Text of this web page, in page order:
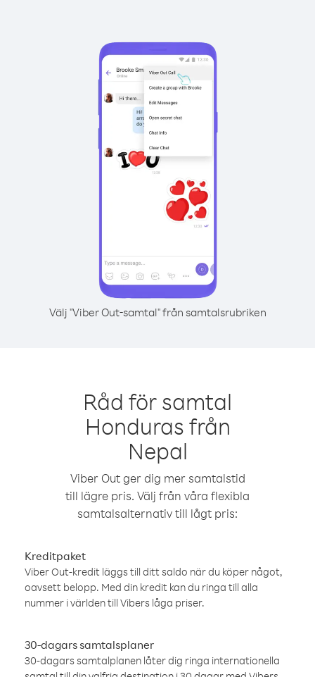
Välj "Viber Out-samtal" från samtalsrubriken
Råd för samtal
Honduras från
Nepal
Viber Out ger dig mer samtalstid
till lägre pris. Välj från våra flexibla
samtalsalternativ till lågt pris:
Kreditpaket
Viber Out-kredit läggs till ditt saldo när du köper något,
oavsett belopp. Med din kredit kan du ringa till alla
nummer i världen till Vibers låga priser.
30-dagars samtalsplaner
30-dagars samtalplanen låter dig ringa internationella